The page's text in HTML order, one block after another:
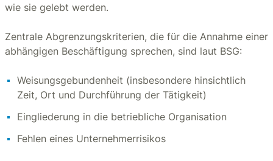
wie sie gelebt werden.
Zentrale Abgrenzungskriterien, die für die Annahme einer
abhängigen Beschäftigung sprechen, sind laut BSG:
Weisungsgebundenheit (insbesondere hinsichtlich
Zeit, Ort und Durchführung der Tätigkeit)
Eingliederung in die betriebliche Organisation
Fehlen eines Unternehmerrisikos